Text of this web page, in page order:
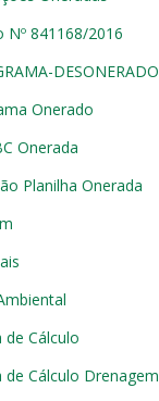
Nº 841168/2016
DESONERADO
Onerado
Onerada
Planilha Onerada
Cálculo
de Cálculo Drenagem